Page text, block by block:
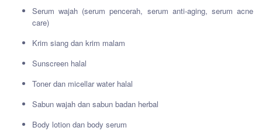
Serum wajah (serum pencerah, serum anti-aging, serum acne
care)
Krim siang dan krim malam
Sunscreen halal
Toner dan micellar water halal
Sabun wajah dan sabun badan herbal
Body lotion dan body serum